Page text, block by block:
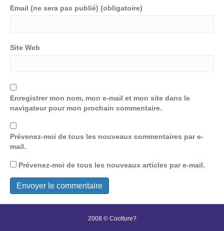
Email (ne sera pas publié) (obligatoire)
Site Web
Enregistrer mon nom, mon e-mail et mon site dans le
navigateur pour mon prochain commentaire.
Prévenez-moi de tous les nouveaux commentaires par e-
mail.
Prévenez-moi de tous les nouveaux articles par e-mail.
2008 © Coolture?